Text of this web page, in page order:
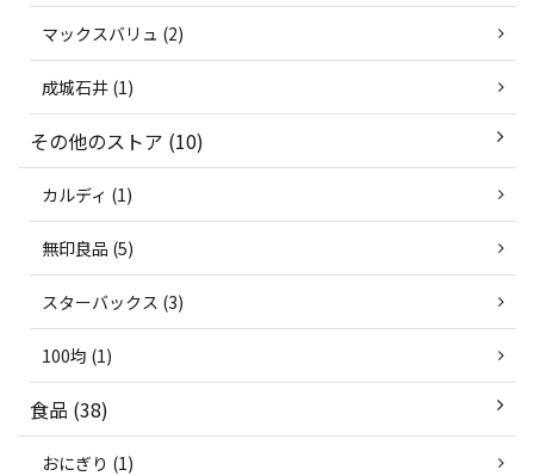
マックスバリュ (2)
成城石井 (1)
その他のストア (10)
カルディ (1)
無印良品 (5)
スターバックス (3)
100均 (1)
食品 (38)
おにぎり (1)